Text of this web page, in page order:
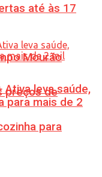
Mourão
preços de
para
até às 17
Ativa leva saúde,
para mais de 2